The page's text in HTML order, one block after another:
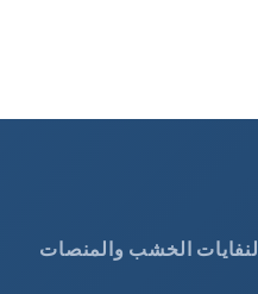
الخشب والمنصات